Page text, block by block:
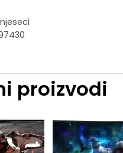
proizvodi